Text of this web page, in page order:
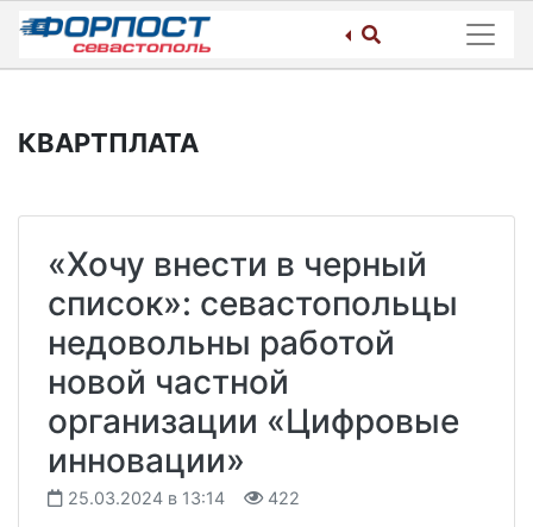
Skip
content
КВАРТПЛАТА
«Хочу внести в черный
список»: севастопольцы
недовольны работой
новой частной
организации «Цифровые
инновации»
25.03.2024 в 13:14 422